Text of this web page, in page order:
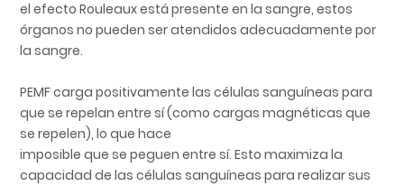
el efecto Rouleaux está presente en la sangre, estos
órganos no pueden ser atendidos adecuadamente por
la sangre.
PEMF carga positivamente las células sanguíneas para
que se repelan entre sí (como cargas magnéticas que
se repelen), lo que hace
imposible que se peguen entre sí. Esto maximiza la
capacidad de las células sanguíneas para realizar sus